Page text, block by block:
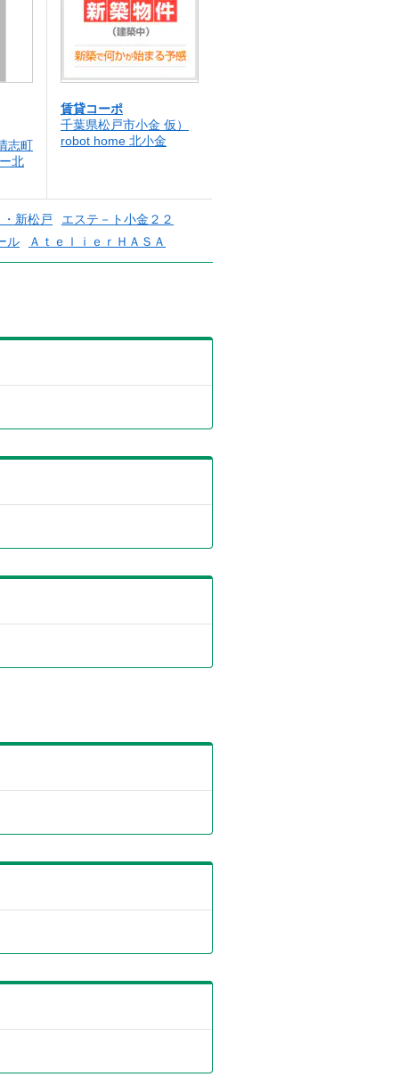
志町
北
賃貸コーポ
千葉県松戸市小金 仮）
robot home 北小金
新松戸
エステ－ト小金２２
ル
ＡｔｅｌｉｅｒＨＡＳＡ